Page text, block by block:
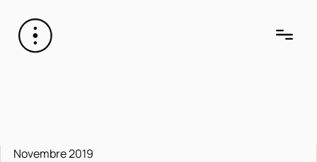
Novembre 2019